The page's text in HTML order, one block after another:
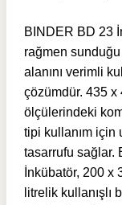
BINDER BD 23
rağmen
alanını verimli
çözümdür. 435 x
ölçülerindeki
tipi kullanım için
tasarrufu sağlar.
İnkübatör, 200 x
litrelik kullanışlı